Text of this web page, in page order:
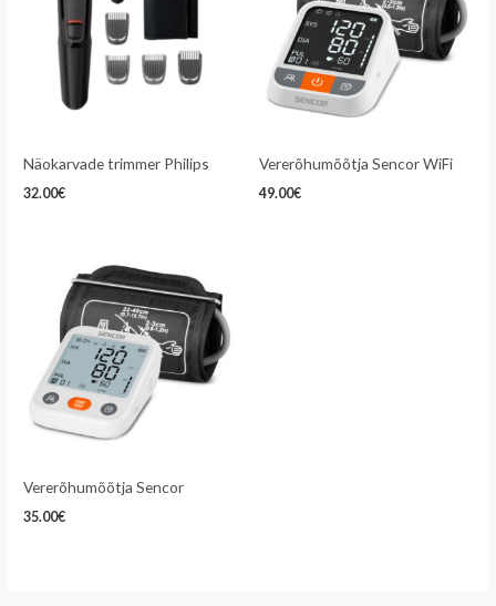
Näokarvade trimmer Philips
32.00€
Vererõhumõõtja Sencor WiFi
49.00€
Vererõhumõõtja Sencor
35.00€